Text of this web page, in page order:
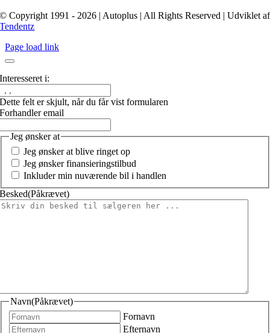
© Copyright 1991 - 2026 | Autoplus | All Rights Reserved | Udviklet af
Tendentz
Page load link
Interesseret i:
Dette felt er skjult, når du får vist formularen
Forhandler email
Jeg ønsker at
Jeg ønsker at blive ringet op
Jeg ønsker finansieringstilbud
Inkluder min nuværende bil i handlen
Besked(Påkrævet)
Navn(Påkrævet)
Fornavn
Efternavn